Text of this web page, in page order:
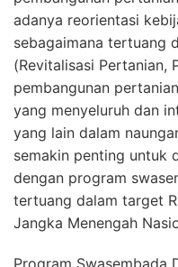
adanya reorientasi
sebagaimana tertuang
(Revitalisasi Pertanian,
pembangunan
yang menyeluruh dan
yang lain dalam
semakin penting untuk
dengan program
tertuang dalam target
Jangka Menengah
Program Swasembada